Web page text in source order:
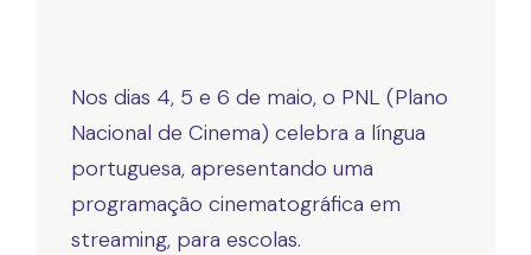
Nos dias 4, 5 e 6 de maio, o PNL (Plano
Nacional de Cinema) celebra a língua
portuguesa, apresentando uma
programação cinematográfica em
streaming, para escolas.